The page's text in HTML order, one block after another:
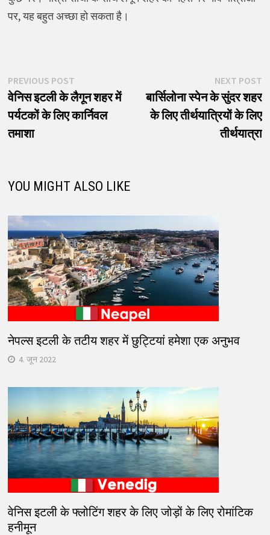
पर, यह बहुत अच्छा हो सकता है।
पोस्ट
नेविगेशन
PREVIOUS POSTPrevious
post:
वेनिस इटली के लैगून शहर में
पर्यटकों के लिए कार्निवल
तमाशा
NEXT POST
बार्सिलोना स्पेन के सुंदर शहर
के लिए तीर्थयात्रियों के लिए
तीर्थयात्रा
YOU MIGHT ALSO LIKE
नेपल्स इटली के तटीय शहर में छुट्टियां हमेशा एक अनुभव
4. जून 2022
वेनिस इटली के फ्लोटिंग शहर के लिए जोड़ों के लिए रोमांटिक
हनीमून